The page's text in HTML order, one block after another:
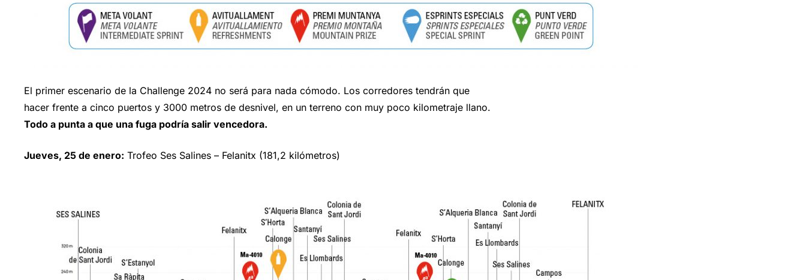
El primer escenario de la Challenge 2024 no será para nada cómodo. Los corredores tendrán que
hacer frente a cinco puertos y 3000 metros de desnivel, en un terreno con muy poco kilometraje llano.
Todo a punta a que una fuga podría salir vencedora.
Jueves, 25 de enero: Trofeo Ses Salines – Felanitx (181,2 kilómetros)